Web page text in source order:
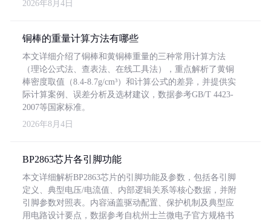
2026年8月4日
铜棒的重量计算方法有哪些
本文详细介绍了铜棒和黄铜棒重量的三种常用计算方法
（理论公式法、查表法、在线工具法），重点解析了黄铜
棒密度取值（8.4-8.7g/cm³）和计算公式的差异，并提供实
际计算案例、误差分析及选材建议，数据参考GB/T 4423-
2007等国家标准。
2026年8月4日
BP2863芯片各引脚功能
本文详细解析BP2863芯片的引脚功能及参数，包括各引脚
定义、典型电压/电流值、内部逻辑关系等核心数据，并附
引脚参数对照表。内容涵盖驱动配置、保护机制及典型应
用电路设计要点，数据参考自杭州士兰微电子官方规格书